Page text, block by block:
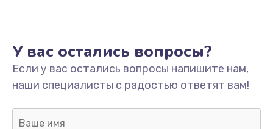
480 руб.
Заказать
элемент)
У вас остались вопросы?
Если у вас остались вопросы напишите нам,
наши специалисты с радостью ответят вам!